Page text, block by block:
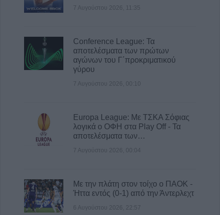
7 Αυγούστου 2026, 11:42
Εργατικό Κέντρο Καρδίτσας: "Κάτω τα χέρια
από τον πρόεδρο του Εργατικού Κέντρου
Λάρισας"
7 Αυγούστου 2026, 11:20
7 Αυγούστου 2026, 11:35
Conference League: Τα
αποτελέσματα των πρώτων
αγώνων του Γ΄προκριματικού
γύρου
7 Αυγούστου 2026, 00:10
Europa League: Με ΤΣΚΑ Σόφιας
λογικά ο ΟΦΗ στα Play Off - Τα
αποτελέσματα των…
7 Αυγούστου 2026, 00:04
Με την πλάτη στον τοίχο ο ΠΑΟΚ -
Ήττα εντός (0-1) από την Άντερλεχτ
6 Αυγούστου 2026, 22:57